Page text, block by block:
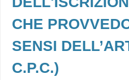
CHE
SENSI
C.P.C.)